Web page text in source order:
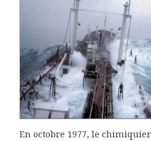
En octobre 1977, le